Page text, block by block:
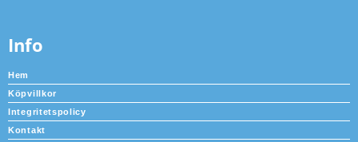
Info
Hem
Köpvillkor
Integritetspolicy
Kontakt